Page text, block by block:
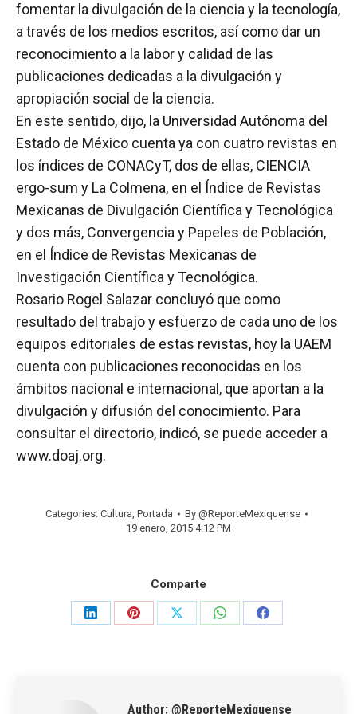
fomentar la divulgación de la ciencia y la tecnología,
a través de los medios escritos, así como dar un
reconocimiento a la labor y calidad de las
publicaciones dedicadas a la divulgación y
apropiación social de la ciencia.
En este sentido, dijo, la Universidad Autónoma del
Estado de México cuenta ya con cuatro revistas en
los índices de CONACyT, dos de ellas, CIENCIA
ergo-sum y La Colmena, en el Índice de Revistas
Mexicanas de Divulgación Científica y Tecnológica
y dos más, Convergencia y Papeles de Población,
en el Índice de Revistas Mexicanas de
Investigación Científica y Tecnológica.
Rosario Rogel Salazar concluyó que como
resultado del trabajo y esfuerzo de cada uno de los
equipos editoriales de estas revistas, hoy la UAEM
cuenta con publicaciones reconocidas en los
ámbitos nacional e internacional, que aportan a la
divulgación y difusión del conocimiento. Para
consultar el directorio, indicó, se puede acceder a
www.doaj.org.
Categories: Cultura, Portada By @ReporteMexiquense
19 enero, 2015 4:12 PM
Comparte
Share
Share
Share
Share
Share
Author: @ReporteMexiquense